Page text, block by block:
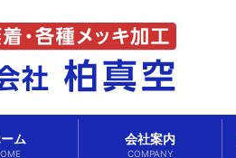
ム 会社案内
COMPANY